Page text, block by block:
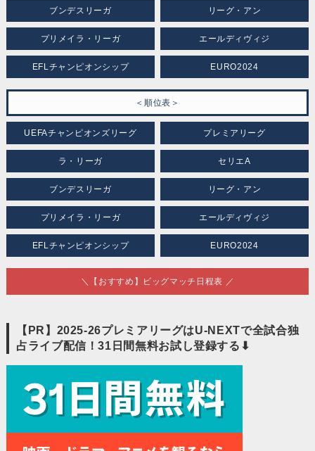
ブンデスリーガ リーグ・アン
プリメイラ・リーガ エールディヴィジ
EFLチャンピオンシップ EURO2024
＜順位表＞
UEFAチャンピオンズリーグ プレミアリーグ
ラ・リーガ セリエA
ブンデスリーガ リーグ・アン
プリメイラ・リーガ エールディヴィジ
EFLチャンピオンシップ EURO2024
＼【おすすめ】ビッグマッチ日程表 ／
【PR】2025-26プレミアリーグはU-NEXTで全試合独
占ライブ配信！31日間無料お試し登録する⬇︎